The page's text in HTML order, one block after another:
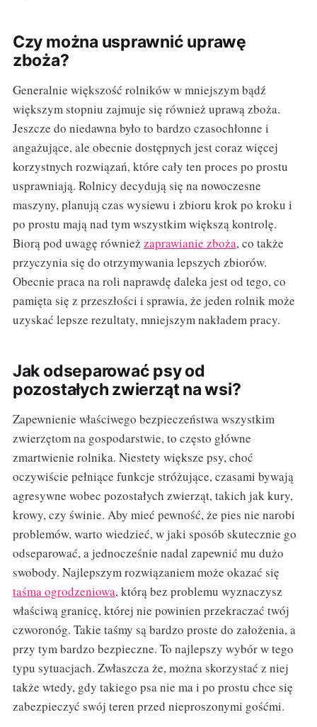
Czy można usprawnić uprawę
zboża?
Generalnie większość rolników w mniejszym bądź
większym stopniu zajmuje się również uprawą zboża.
Jeszcze do niedawna było to bardzo czasochłonne i
angażujące, ale obecnie dostępnych jest coraz więcej
korzystnych rozwiązań, które cały ten proces po prostu
usprawniają. Rolnicy decydują się na nowoczesne
maszyny, planują czas wysiewu i zbioru krok po kroku i
po prostu mają nad tym wszystkim większą kontrolę.
Biorą pod uwagę również zaprawianie zboża, co także
przyczynia się do otrzymywania lepszych zbiorów.
Obecnie praca na roli naprawdę daleka jest od tego, co
pamięta się z przeszłości i sprawia, że jeden rolnik może
uzyskać lepsze rezultaty, mniejszym nakładem pracy.
Jak odseparować psy od
pozostałych zwierząt na wsi?
Zapewnienie właściwego bezpieczeństwa wszystkim
zwierzętom na gospodarstwie, to często główne
zmartwienie rolnika. Niestety większe psy, choć
oczywiście pełniące funkcje stróżujące, czasami bywają
agresywne wobec pozostałych zwierząt, takich jak kury,
krowy, czy świnie. Aby mieć pewność, że pies nie narobi
problemów, warto wiedzieć, w jaki sposób skutecznie go
odseparować, a jednocześnie nadal zapewnić mu dużo
swobody. Najlepszym rozwiązaniem może okazać się
taśma ogrodzeniowa, którą bez problemu wyznaczysz
właściwą granicę, której nie powinien przekraczać twój
czworonóg. Takie taśmy są bardzo proste do założenia, a
przy tym bardzo bezpieczne. To najlepszy wybór w tego
typu sytuacjach. Zwłaszcza że, można skorzystać z niej
także wtedy, gdy takiego psa nie ma i po prostu chce się
zabezpieczyć swój teren przed nieproszonymi gośćmi.